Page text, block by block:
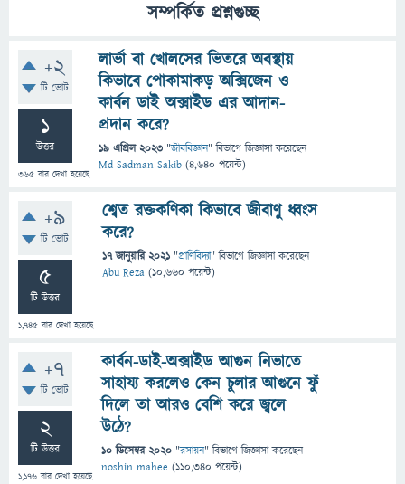
সম্পর্কিত প্রশ্নগুচ্ছ
+2
টি ভোট
1
উত্তর
365 বার দেখা হয়েছে
লার্ভা বা খোলসের ভিতরে অবস্থায়
কিভাবে পোকামাকড় অক্সিজেন ও
কার্বন ডাই অক্সাইড এর আদান-
প্রদান করে?
19 এপ্রিল 2023 "জীববিজ্ঞান" বিভাগে জিজ্ঞাসাকরেছেন
Md Sadman Sakib (4,640 পয়েন্ট)
+9
টি ভোট
5
টি উত্তর
1,745 বার দেখা হয়েছে
শ্বেত রক্তকণিকা কিভাবে জীবাণু ধ্বংস
করে?
17 জানুয়ারি 2021 "প্রাণিবিদ্যা" বিভাগে জিজ্ঞাসাকরেছেন
Abu Reza (10,660 পয়েন্ট)
+7
টি ভোট
2
টি উত্তর
1,176 বার দেখা হয়েছে
কার্বন-ডাই-অক্সাইড আগুন নিভাতে
সাহায্য করলেও কেন চুলার আগুনে ফুঁ
দিলে তা আরও বেশি করে জ্বলে
উঠে?
10 ডিসেম্বর 2020 "রসায়ন" বিভাগে জিজ্ঞাসাকরেছেন
noshin mahee (110,340 পয়েন্ট)